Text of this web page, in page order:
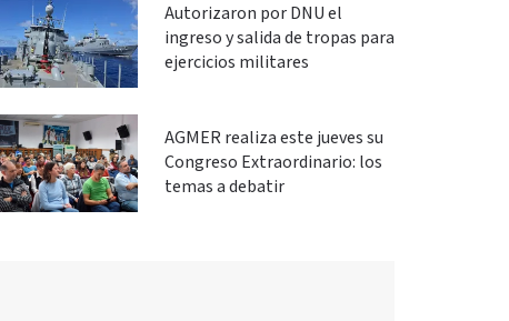
Autorizaron por DNU el
ingreso y salida de tropas para
ejercicios militares
AGMER realiza este jueves su
Congreso Extraordinario: los
temas a debatir